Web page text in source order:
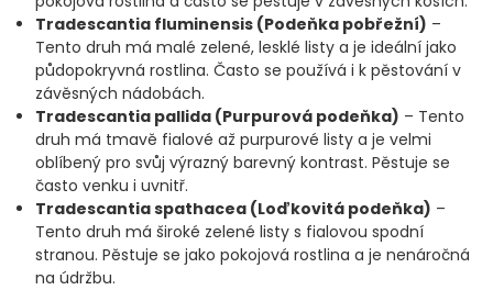
Tradescantia fluminensis (Podeňka pobřežní) –
Tento druh má malé zelené, lesklé listy a je ideální jako
půdopokryvná rostlina. Často se používá i k pěstování v
závěsných nádobách.
Tradescantia pallida (Purpurová podeňka) – Tento
druh má tmavě fialové až purpurové listy a je velmi
oblíbený pro svůj výrazný barevný kontrast. Pěstuje se
často venku i uvnitř.
Tradescantia spathacea (Loďkovitá podeňka) –
Tento druh má široké zelené listy s fialovou spodní
stranou. Pěstuje se jako pokojová rostlina a je nenáročná
na údržbu.